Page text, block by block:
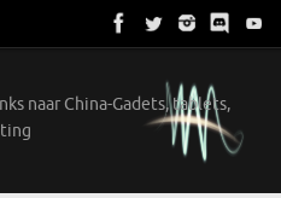
naar China-Gadets, tablets,